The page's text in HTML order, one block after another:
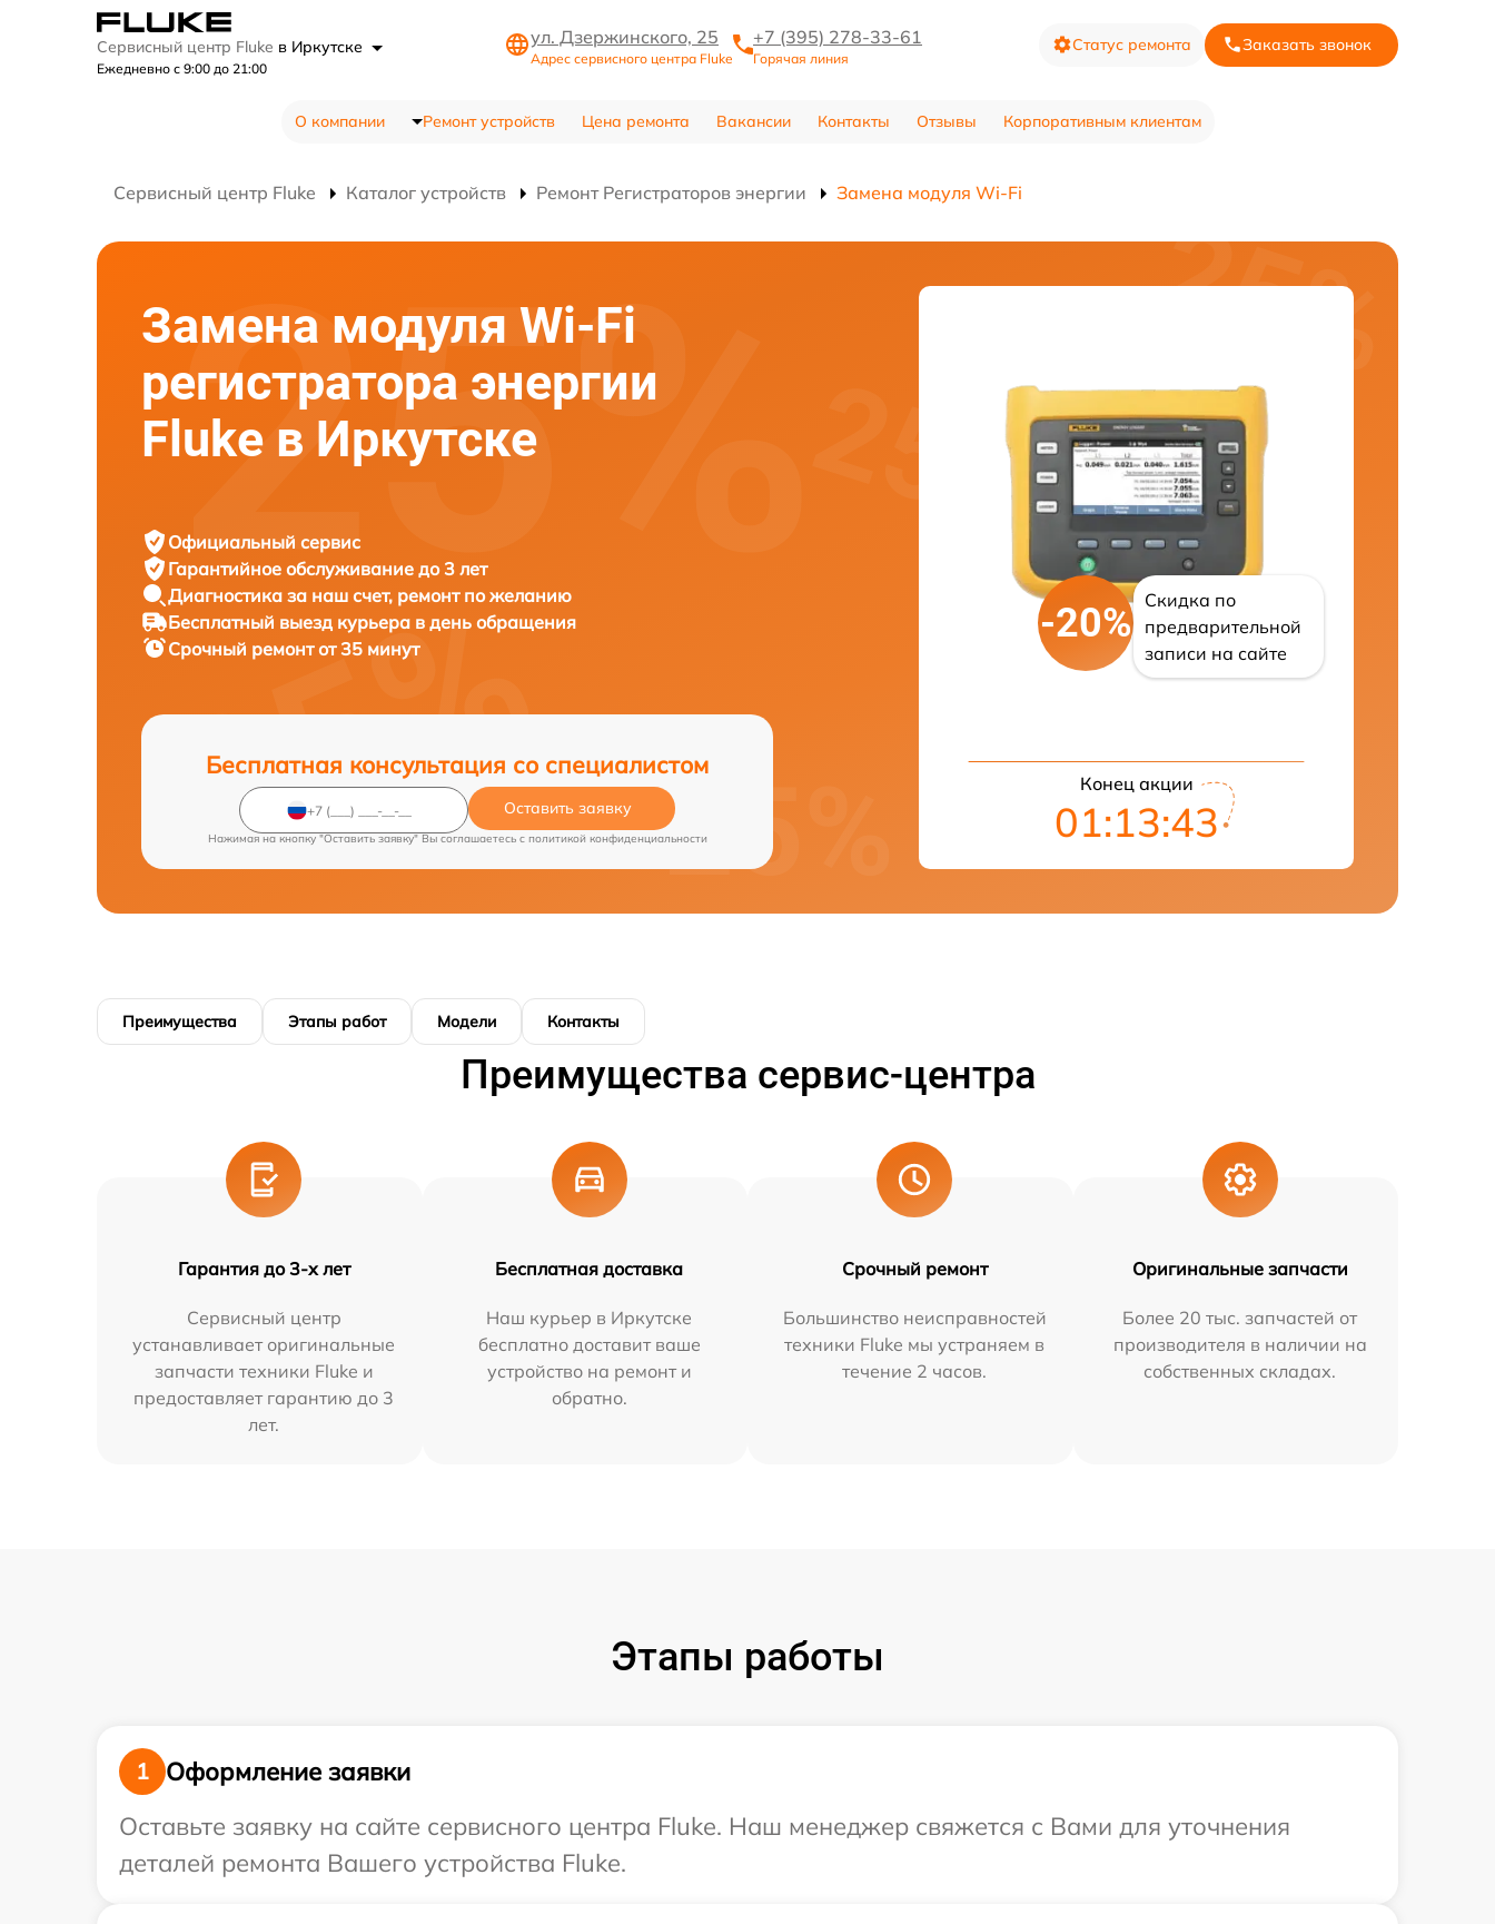
Сервисный центр Fluke в Иркутске
Ежедневно с 9:00 до 21:00
ул. Дзержинского, 25
Адрес сервисного центра Fluke
+7 (395) 278-33-61
Горячая линия
Статус ремонта Заказать звонок
О компании Ремонт устройств Цена ремонта Вакансии Контакты Отзывы Корпоративным клиентам
Сервисный центр Fluke Каталог устройств Ремонт Регистраторов энергии Замена модуля Wi-Fi
Замена модуля Wi-Fi
регистратора энергии
Fluke в Иркутске
Официальный сервис
Гарантийное обслуживание до 3 лет
Диагностика за наш счет, ремонт по желанию
Бесплатный выезд курьера в день обращения
Срочный ремонтот 35 минут
Бесплатная консультация со специалистом
Оставить заявку
Нажимая на кнопку "Оставить заявку" Вы соглашаетесь c политикой конфиденциальности
-20%
Скидка по
предварительной
записи на сайте
Конец акции
01:13:43
Преимущества Этапы работ Модели Контакты
Преимущества сервис-центра
Гарантия до 3-х лет
Сервисный центр
устанавливает оригинальные
запчасти техники Fluke и
предоставляет гарантию до 3
лет.
Бесплатная доставка
Наш курьер в Иркутске
бесплатно доставит ваше
устройство на ремонт и
обратно.
Срочный ремонт
Большинство неисправностей
техники Fluke мы устраняем в
течение 2 часов.
Оригинальные запчасти
Более 20 тыс. запчастей от
производителя в наличии на
собственных складах.
Этапы работы
1
Оформление заявки
Оставьте заявку на сайте сервисного центра Fluke. Наш менеджер свяжется с Вами для уточнения
деталей ремонта Вашего устройства Fluke.